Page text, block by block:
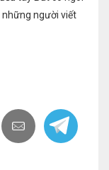
những người viết